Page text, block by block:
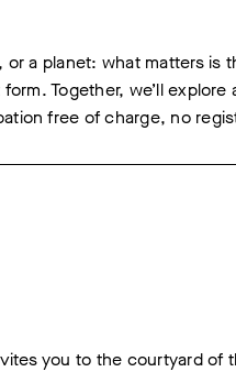
or a planet: what matters
Together, we’ll
free of charge, no
you to the courtyard